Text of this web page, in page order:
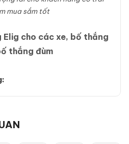
mua sắm tốt
cho các xe, bố thắng
thắng đùm